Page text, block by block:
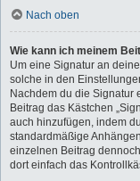
Nach oben
Wie kann ich meinem
Um eine Signatur an
solche in den
Nachdem du die Signatur
Beitrag das Kästchen
auch hinzufügen, indem
standardmäßige
einzelnen Beitrag
dort einfach das